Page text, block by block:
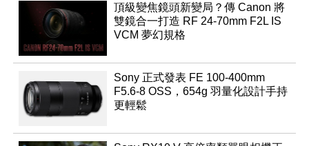
頂級變焦鏡頭新變局？傳 Canon 將
雙鏡合一打造 RF 24-70mm F2L IS
VCM 夢幻規格
Sony 正式發表 FE 100-400mm
F5.6-8 OSS，654g 羽量化設計手持
更輕鬆